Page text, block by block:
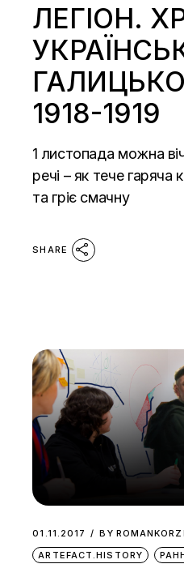
ЛЕГІОН.
1918-1919
1 листопада можна
речі – як тече гаряча
та гріє смачну
SHARE
01.11.2017 BY
ARTEFACT.HISTORY